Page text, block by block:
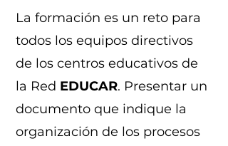
La formación es un reto para
todos los equipos directivos
de los centros educativos de
la Red EDUCAR. Presentar un
documento que indique la
organización de los procesos